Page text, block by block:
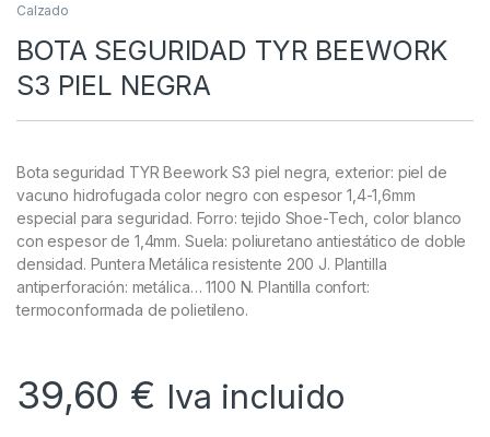
Calzado
BOTA SEGURIDAD TYR BEEWORK
S3 PIEL NEGRA
Bota seguridad TYR Beework S3 piel negra, exterior: piel de
vacuno hidrofugada color negro con espesor 1,4-1,6mm
especial para seguridad. Forro: tejido Shoe-Tech, color blanco
con espesor de 1,4mm. Suela: poliuretano antiestático de doble
densidad. Puntera Metálica resistente 200 J. Plantilla
antiperforación: metálica… 1100 N. Plantilla confort:
termoconformada de polietileno.
39,60 € Iva incluido